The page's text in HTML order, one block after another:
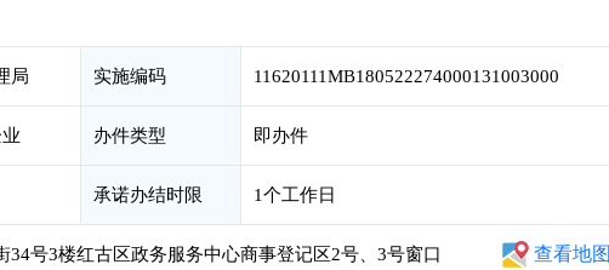
局 实施编码 11620111MB180522274000131003000
办件类型 即办件
承诺办结时限 1个工作日
34号3楼红古区政务服务中心商事登记区2号、3号窗口 查看地图